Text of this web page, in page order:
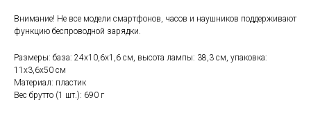
Внимание! Не все модели смартфонов, часов и наушников поддерживают
функцию беспроводной зарядки.
Размеры: база: 24х10,6х1,6 см, высота лампы: 38,3 см, упаковка:
11x3,6x50 см
Материал: пластик
Вес брутто (1 шт.): 690 г